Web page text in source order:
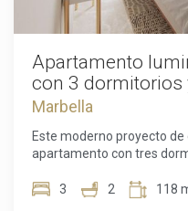
Apartamento
con 3 dormitorios
Marbella
Este moderno proyecto
apartamento con tres
aproximadamente 118
3 2 118